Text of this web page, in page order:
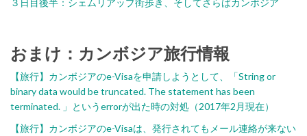
３日目後半：シェムリアップ街歩き、そしてさらばカンボジア
おまけ：カンボジア旅行情報
【旅行】カンボジアのe-Visaを申請しようとして、「String or
binary data would be truncated. The statement has been
terminated. 」というerrorが出た時の対処（2017年2月現在）
【旅行】カンボジアのe-Visaは、発行されてもメール連絡が来ない